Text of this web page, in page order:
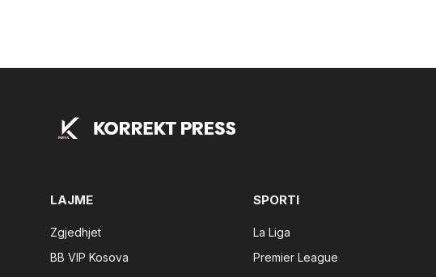
LAJME
Zgjedhjet
BB VIP Kosova
SPORTI
La Liga
Premier League